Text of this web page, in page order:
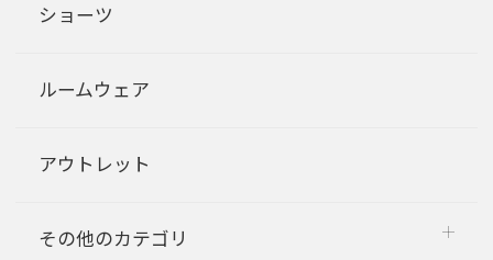
ショーツ
ルームウェア
アウトレット
その他のカテゴリ